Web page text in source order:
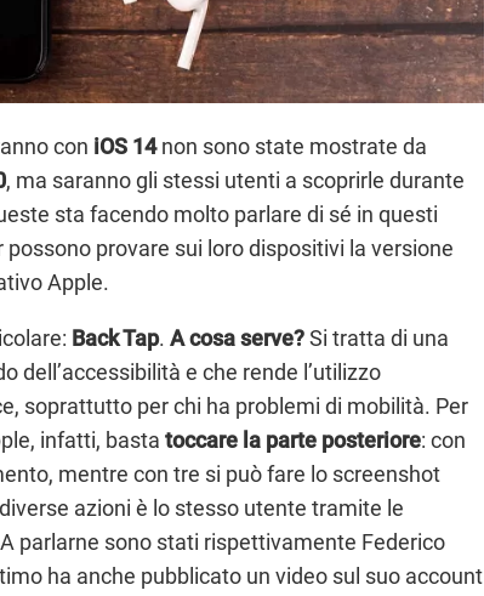
con iOS 14non sono state mostrate da
, ma saranno gli stessi utenti a scoprirle durante
sta facendo molto parlare di sé in questi
provare sui loro dispositivi la versione
Apple.
Back Tap. A cosa serve?Si tratta di una
dell’accessibilità e che rende l’utilizzo
soprattutto per chi ha problemi di mobilità. Per
infatti, basta toccare la parte posteriore: con
mentre con tre si può fare lo screenshot
azioni è lo stesso utente tramite le
parlarne sono stati rispettivamente Federico
ha anche pubblicato un video sul suo account